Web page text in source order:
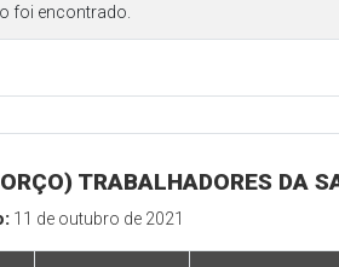
foi encontrado.
TRABALHADORES DA
11 de outubro de 2021